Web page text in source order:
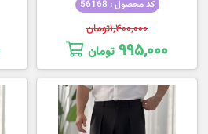
کد محصول : 56168
۱,۴۰۰,۰۰۰تومان
۹۹۵,۰۰۰ تومان